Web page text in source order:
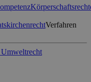
Verfahren